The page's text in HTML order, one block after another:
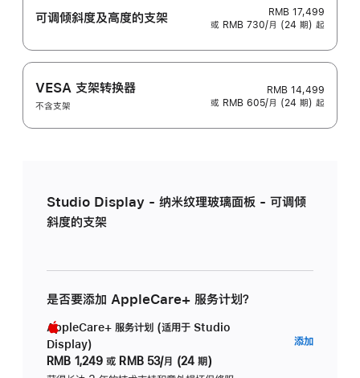
可调倾斜度及高‍度的支‍架
RMB 17,499
或 RMB 730/月 (24 期) 起
VESA 支架转换器
不含支架
RMB 14,499
或 RMB 605/月 (24 期) 起
Studio Display - 纳米纹理玻璃面板 - 可调倾
斜度的支架
是否要添加 AppleCare+ 服务计划？
AppleCare+ 服务计划 (适用于 Studio
Display)
RMB 1,249 或 RMB 53/月 (24 期)
添加